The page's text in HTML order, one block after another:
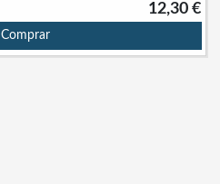
12,30 €
Comprar